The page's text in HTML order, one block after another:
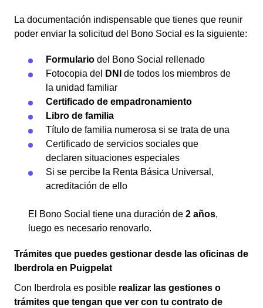
La documentación indispensable que tienes que reunir
poder enviar la solicitud del Bono Social es la siguiente:
Formulario del Bono Social rellenado
Fotocopia del
DNI
de todos los miembros de
la unidad familiar
Certificado de empadronamiento
Libro de familia
Título de familia numerosa si se trata de una
Certificado de servicios sociales que
declaren situaciones especiales
Si se percibe la Renta Básica Universal,
acreditación de ello
El Bono Social tiene una duración de 2 años,
luego es necesario renovarlo.
Trámites que puedes gestionar desde las oficinas de
Iberdrola en Puigpelat
Con Iberdrola es posible realizar las gestiones o
trámites que tengan que ver con tu contrato de